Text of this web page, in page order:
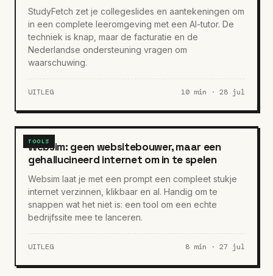
StudyFetch zet je collegeslides en aantekeningen om
in een complete leeromgeving met een AI-tutor. De
techniek is knap, maar de facturatie en de
Nederlandse ondersteuning vragen om
waarschuwing.
UITLEG 10 min · 28 jul
TOOLS
Websim: geen websitebouwer, maar een
gehallucineerd internet om in te spelen
Websim laat je met een prompt een compleet stukje
internet verzinnen, klikbaar en al. Handig om te
snappen wat het niet is: een tool om een echte
bedrijfssite mee te lanceren.
UITLEG 8 min · 27 jul